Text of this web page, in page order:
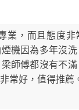
業，而且態度非
機因為多年沒
師傅都沒有不
常好，值得推薦